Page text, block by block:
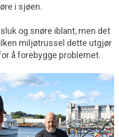
i sjøen.
og snøre iblant, men det
miljø­trussel dette utgjør
å forebygge problemet.